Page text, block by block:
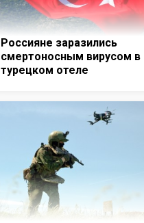
Россияне заразились
смертоносным вирусом в
турецком отеле